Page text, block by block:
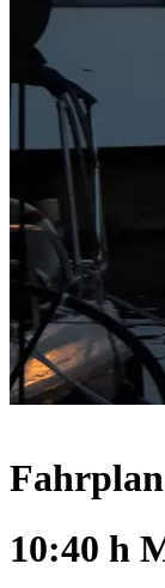
Fahrplan
10:40 h